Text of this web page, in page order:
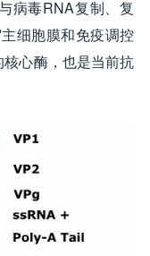
病毒RNA复制、复
细胞膜和免疫调控
心酶，也是当前抗